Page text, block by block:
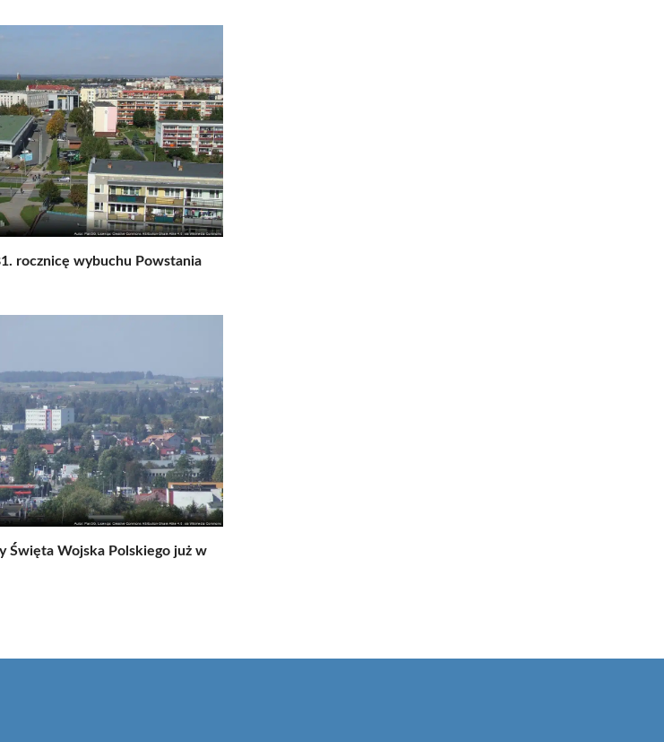
rocznicę wybuchu Powstania
Święta Wojska Polskiego już w